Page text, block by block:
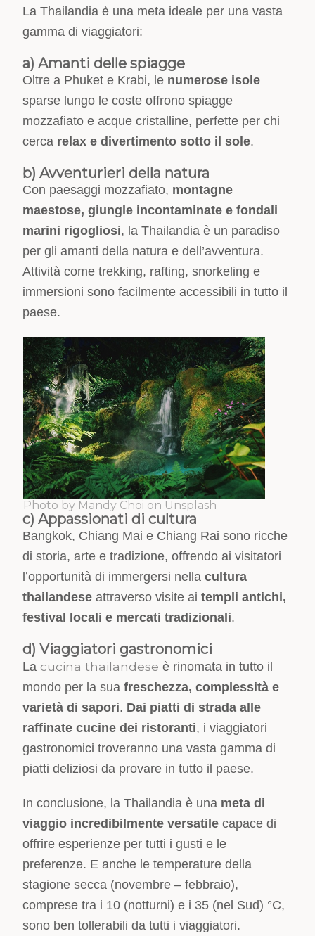
La Thailandia è una meta ideale per una vasta
gamma di viaggiatori:
a) Amanti delle spiagge
Oltre a Phuket e Krabi, le numerose isole
sparse lungo le coste offrono spiagge
mozzafiato e acque cristalline, perfette per chi
cerca relax e divertimento sotto il sole.
b) Avventurieri della natura
Con paesaggi mozzafiato, montagne
maestose, giungle incontaminate e fondali
marini rigogliosi, la Thailandia è un paradiso
per gli amanti della natura e dell’avventura.
Attività come trekking, rafting, snorkeling e
immersioni sono facilmente accessibili in tutto il
paese.
Photo by Mandy Choi on Unsplash
c)Appassionati di cultura
Bangkok, Chiang Mai e Chiang Rai sono ricche
di storia, arte e tradizione, offrendo ai visitatori
l’opportunità di immergersi nellacultura
thailandese attraverso visite aitempli antichi,
festival locali e mercati tradizionali.
d) Viaggiatori gastronomici
La cucina thailandese è rinomata in tutto il
mondo per la suafreschezza, complessità e
varietà di sapori. Dai piatti di strada alle
raffinate cucine dei ristoranti, i viaggiatori
gastronomici troveranno una vasta gamma di
piatti deliziosi da provare in tutto il paese.
In conclusione, la Thailandia è una meta di
viaggio incredibilmente versatile capace di
offrire esperienze per tutti i gusti e le
preferenze. E anche le temperature della
stagione secca (novembre – febbraio),
comprese tra i 10 (notturni) e i 35 (nel Sud) °C,
sono ben tollerabili da tutti i viaggiatori.